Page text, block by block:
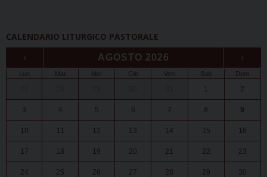
CALENDARIO LITURGICO PASTORALE
‹ AGOSTO 2026 ›
Lun Mar Mer Gio Ven Sab Dom
1 2
3 4 5 6 7 8 9
10 11 12 13 14 15 16
17 18 19 20 21 22 23
24 25 26 27 28 29 30